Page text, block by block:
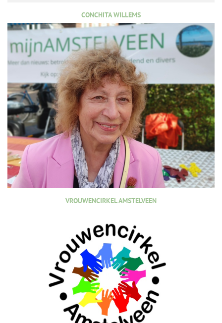
CONCHITA WILLEMS
VROUWENCIRKEL AMSTELVEEN